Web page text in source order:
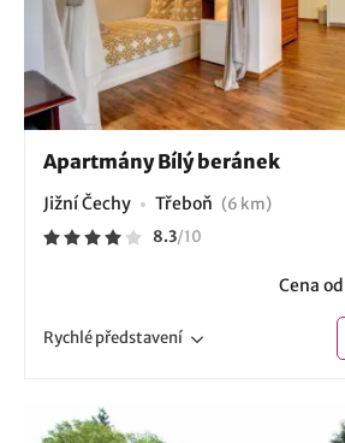
Apartmány Bílý beránek
Jižní Čechy Třeboň (6 km)
8.3/10
Cena od
Rychlépředstavení